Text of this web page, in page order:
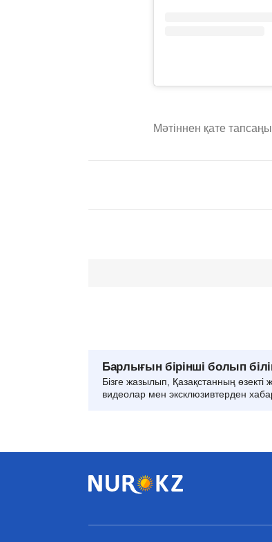
Мәтіннен қате
Барлығын бірінші болып
Бізге жазылып, Қазақстанның
видеолар мен эксклюзивтерден